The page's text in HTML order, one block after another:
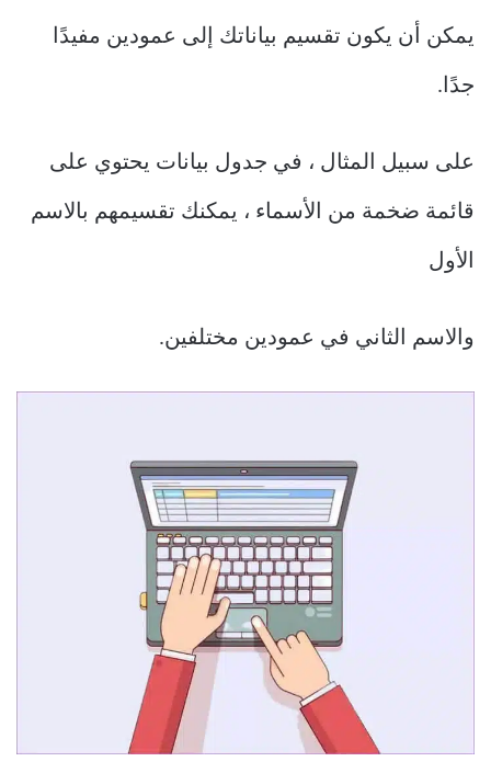
يمكن أن يكون تقسيم بياناتك إلى عمودين مفيدًا
جدًا.
على سبيل المثال ، في جدول بيانات يحتوي على
قائمة ضخمة من الأسماء ، يمكنك تقسيمهم بالاسم
الأول
والاسم الثاني في عمودين مختلفين.